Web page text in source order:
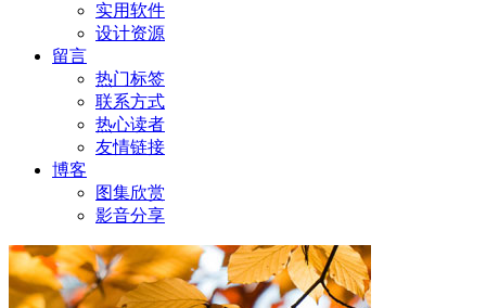
实用软件
设计资源
留言
热门标签
联系方式
热心读者
友情链接
博客
图集欣赏
影音分享